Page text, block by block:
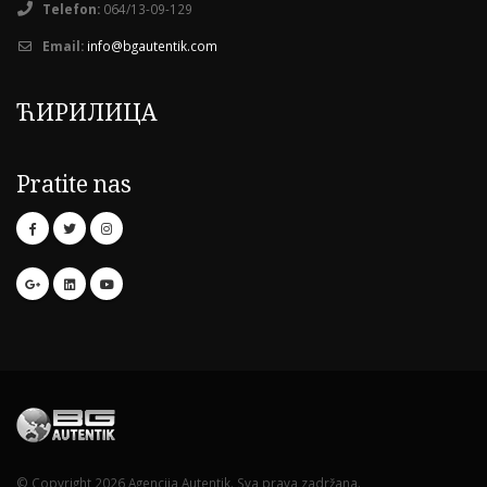
Telefon: 064/13-09-129
Email: info@bgautentik.com
ЋИРИЛИЦА
Pratite nas
© Copyright 2026 Agencija Autentik. Sva prava zadržana.